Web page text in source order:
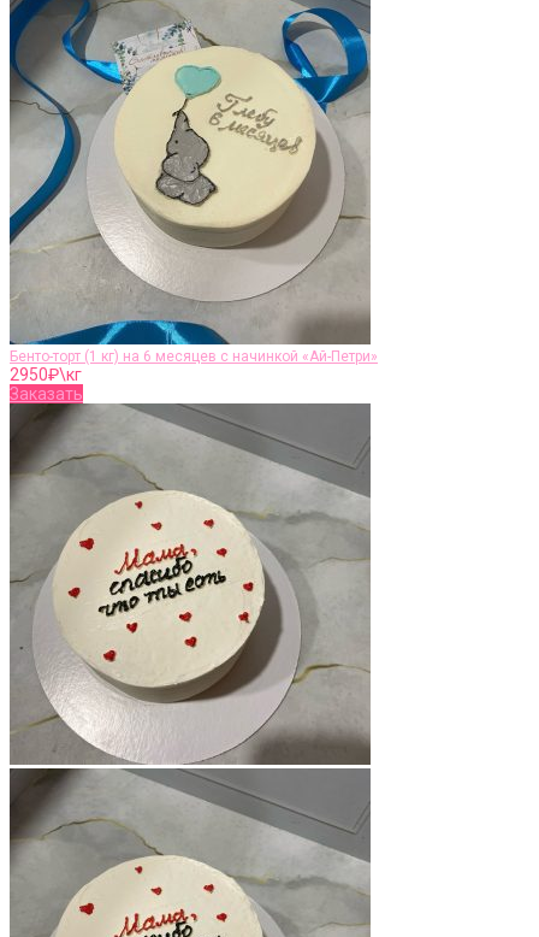
Бенто-торт (1 кг) на 6 месяцев с начинкой «Ай-Петри»
2950₽\кг
Заказать